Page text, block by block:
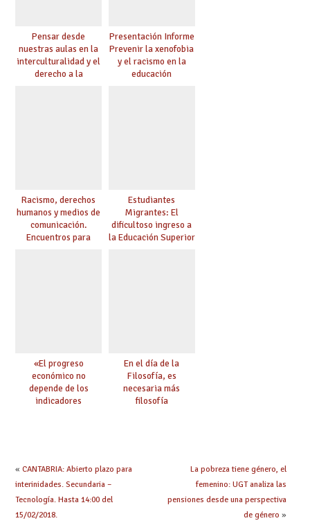
Pensar desde
nuestras aulas en la
interculturalidad y el
derecho a la
Presentación Informe
Prevenir la xenofobia
y el racismo en la
educación
Racismo, derechos
humanos y medios de
comunicación.
Encuentros para
Estudiantes
Migrantes: El
dificultoso ingreso a
la Educación Superior
«El progreso
económico no
depende de los
indicadores
En el día de la
Filosofía, es
necesaria más
filosofía
« CANTABRIA: Abierto plazo para
interinidades. Secundaria –
Tecnología. Hasta 14:00 del
15/02/2018.
La pobreza tiene género, el
femenino: UGT analiza las
pensiones desde una perspectiva
de género »